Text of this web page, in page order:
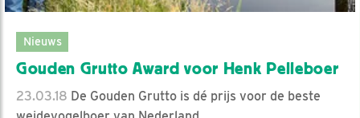
Nieuws
Gouden Grutto Award voor Henk Pelleboer
23.03.18 De Gouden Grutto is dé prijs voor de beste